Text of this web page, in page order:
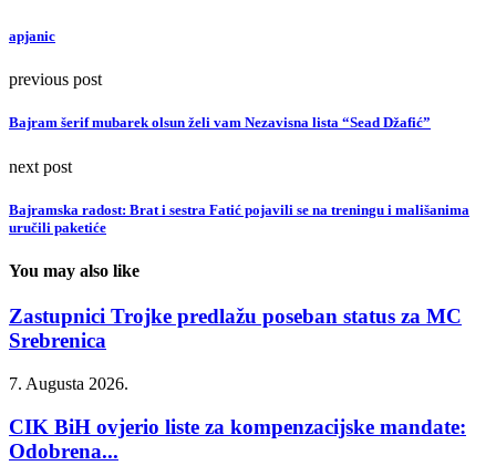
apjanic
previous post
Bajram šerif mubarek olsun želi vam Nezavisna lista “Sead Džafić”
next post
Bajramska radost: Brat i sestra Fatić pojavili se na treningu i mališanima
uručili paketiće
You may also like
Zastupnici Trojke predlažu poseban status za MC
Srebrenica
7. Augusta 2026.
CIK BiH ovjerio liste za kompenzacijske mandate:
Odobrena...